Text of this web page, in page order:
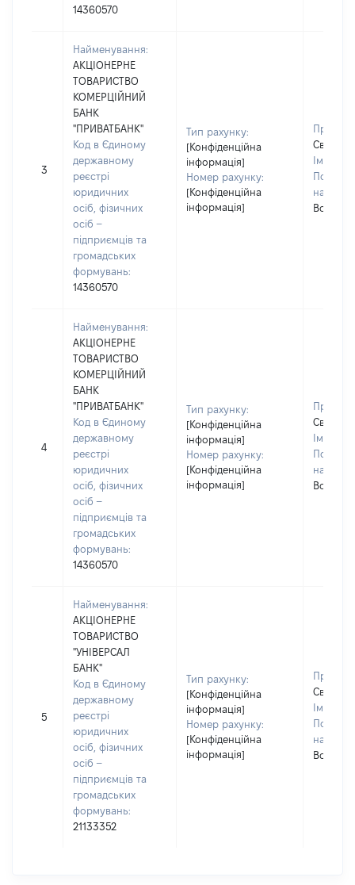
14360570
3
Найменування:
АКЦІОНЕРНЕ
ТОВАРИСТВО
КОМЕРЦІЙНИЙ
БАНК
"ПРИВАТБАНК"
Код в Єдиному
державному
реєстрі
юридичних
осіб, фізичних
осіб –
підприємців та
громадських
формувань:
14360570
Тип рахунку:
[Конфіденційна
інформація]
Номер рахунку:
[Конфіденційна
інформація]
Ім'я:
По
4
Найменування:
АКЦІОНЕРНЕ
ТОВАРИСТВО
КОМЕРЦІЙНИЙ
БАНК
"ПРИВАТБАНК"
Код в Єдиному
державному
реєстрі
юридичних
осіб, фізичних
осіб –
підприємців та
громадських
формувань:
14360570
Тип рахунку:
[Конфіденційна
інформація]
Номер рахунку:
[Конфіденційна
інформація]
Ім'я:
По
5
Найменування:
АКЦІОНЕРНЕ
ТОВАРИСТВО
"УНІВЕРСАЛ
БАНК"
Код в Єдиному
державному
реєстрі
юридичних
осіб, фізичних
осіб –
підприємців та
громадських
формувань:
21133352
Тип рахунку:
[Конфіденційна
інформація]
Номер рахунку:
[Конфіденційна
інформація]
Ім'я:
По